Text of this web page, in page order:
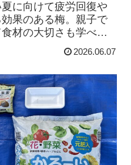
に向けて疲労回復や
果のある梅。親子で
材の大切さも学べる
2026.06.07